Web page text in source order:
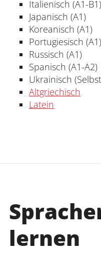
Italienisch (A1-B1)
Japanisch (A1)
Koreanisch (A1)
Portugiesisch (A1)
Russisch (A1)
Spanisch (A1-A2)
Ukrainisch
Altgriechisch
Latein
lernen